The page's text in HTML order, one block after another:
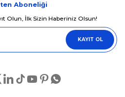
ederiz.
görüntülenemiyor.
bulunuyor.
olmalı.
Aboneliği
Olun, İlk Sizin Haberiniz Olsun!
KAYIT OL